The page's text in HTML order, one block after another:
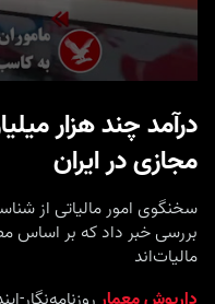
مجازی در ایران
مالیات‌اند